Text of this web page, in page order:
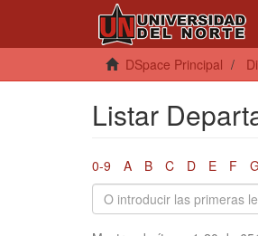
DSpace Principal
Listar
0-9 A B C D E F G